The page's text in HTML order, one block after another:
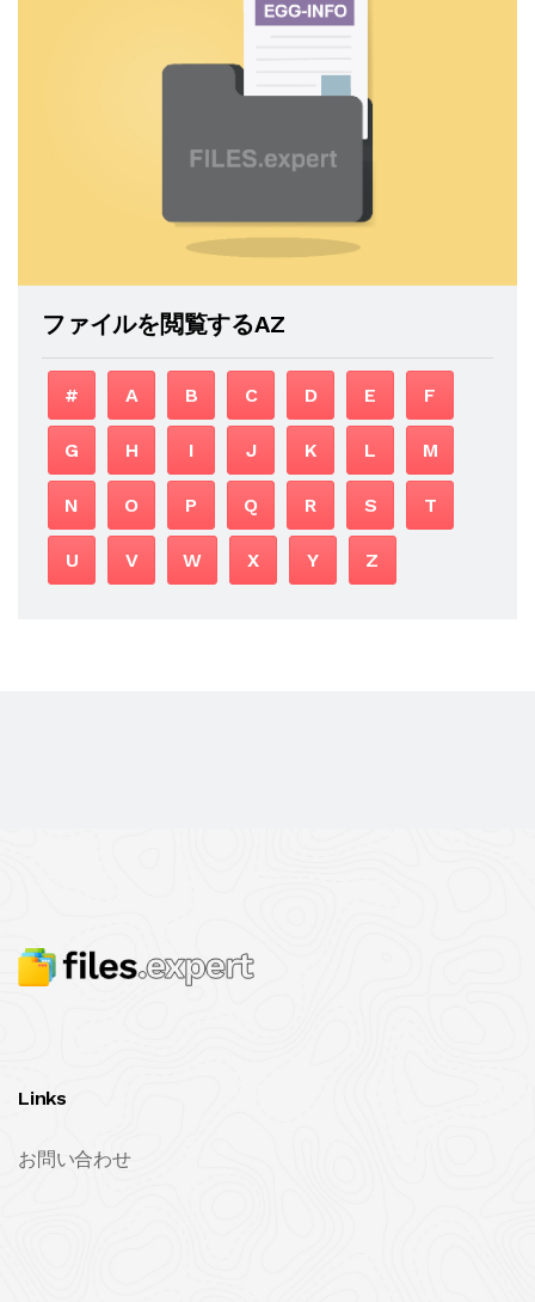
ファイルを閲覧するAZ
# A B C D E F
G H I J K L M
N O P Q R S T
U V W X Y Z
Links
お問い合わせ